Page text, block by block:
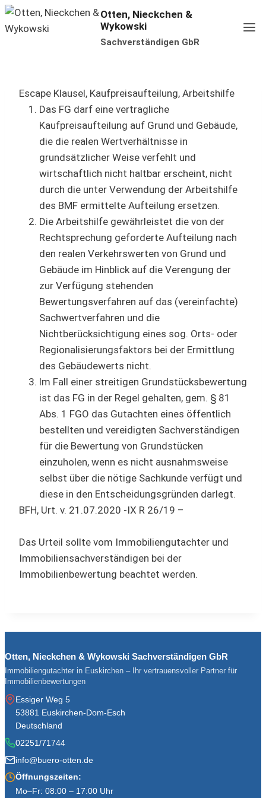
Zum
Inhalt
Otten, Nieckchen &
Wykowski
Sachverständigen GbR
Escape Klausel, Kaufpreisaufteilung, Arbeitshilfe
Das FG darf eine vertragliche
Kaufpreisaufteilung auf Grund und Gebäude,
die die realen Wertverhältnisse in
grundsätzlicher Weise verfehlt und
wirtschaftlich nicht haltbar erscheint, nicht
durch die unter Verwendung der Arbeitshilfe
des BMF ermittelte Aufteilung ersetzen.
Die Arbeitshilfe gewährleistet die von der
Rechtsprechung geforderte Aufteilung nach
den realen Verkehrswerten von Grund und
Gebäude im Hinblick auf die Verengung der
zur Verfügung stehenden
Bewertungsverfahren auf das (vereinfachte)
Sachwertverfahren und die
Nichtberücksichtigung eines sog. Orts- oder
Regionalisierungsfaktors bei der Ermittlung
des Gebäudewerts nicht.
lm Fall einer streitigen Grundstücksbewertung
ist das FG in der Regel gehalten, gem. § 81
Abs. 1 FGO das Gutachten eines öffentlich
bestellten und vereidigten Sachverständigen
für die Bewertung von Grundstücken
einzuholen, wenn es nicht ausnahmsweise
selbst über die nötige Sachkunde verfügt und
diese in den Entscheidungsgründen darlegt.
BFH, Urt. v. 21.07.2020 -IX R 26/19 –
Das Urteil sollte vom Immobiliengutachter und
Immobiliensachverständigen bei der
Immobilienbewertung beachtet werden.
Otten, Nieckchen & Wykowski Sachverständigen GbR
Immobiliengutachter in Euskirchen – Ihr vertrauensvoller Partner für
Immobilienbewertungen
Essiger Weg 5
53881 Euskirchen-Dom-Esch
Deutschland
02251/71744
info@buero-otten.de
Öffnungszeiten:
Mo–Fr: 08:00 – 17:00 Uhr